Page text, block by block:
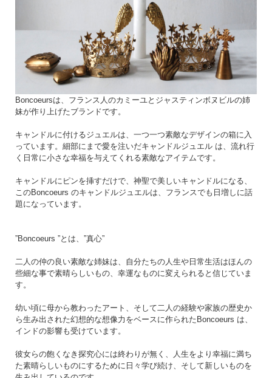
Boncoeursは、フランス人のカミーユとジャスティンボヌビルの姉
妹が作り上げたブランドです。
キャンドルに付けるジュエルは、一つ一つ素敵なデザインの箱に入
っています。細部にまで愛を注いだキャンドルジュエル は、流れ行
く日常に小さな幸福を与えてくれる素敵なアイテムです。
キャンドルにピンを挿すだけで、神聖で美しいキャンドルになる、
このBoncoeurs のキャンドルジュエルは、フランスでも日増しに話
題になっています。
”Boncoeurs ”とは、”真心”
二人の仲の良い素敵な姉妹は、自分たちの人生や日常生活はほんの
些細な事で素晴らしいもの、幸運なものに変えられると信じていま
す。
幼い頃に母から教わったアート、そして二人の経験や家族の歴史か
ら生み出された幻想的な想像力をベースに作られたBoncoeurs は、
インドの影響も受けています。
彼女らの飽くなき探究心には終わりが無く、人生をより幸福に満ち
た素晴らしいものにするために日々学び続け、そして新しいものを